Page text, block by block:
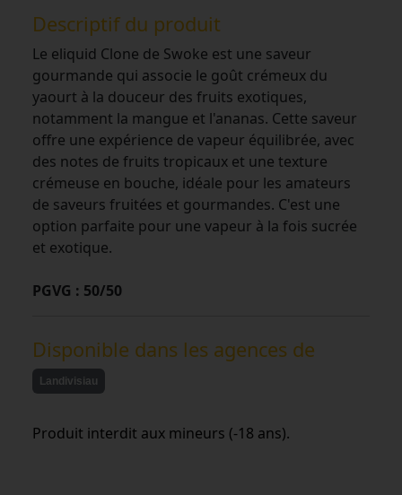
Descriptif du produit
Le eliquid Clone de Swoke est une saveur
gourmande qui associe le goût crémeux du
yaourt à la douceur des fruits exotiques,
notamment la mangue et l'ananas. Cette saveur
offre une expérience de vapeur équilibrée, avec
des notes de fruits tropicaux et une texture
crémeuse en bouche, idéale pour les amateurs
de saveurs fruitées et gourmandes. C'est une
option parfaite pour une vapeur à la fois sucrée
et exotique.
PGVG : 50/50
Disponible dans les agences de
Landivisiau
Produit interdit aux mineurs (-18 ans).